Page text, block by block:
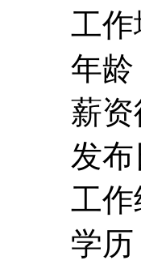
工
年龄
薪资
发布
工作
学